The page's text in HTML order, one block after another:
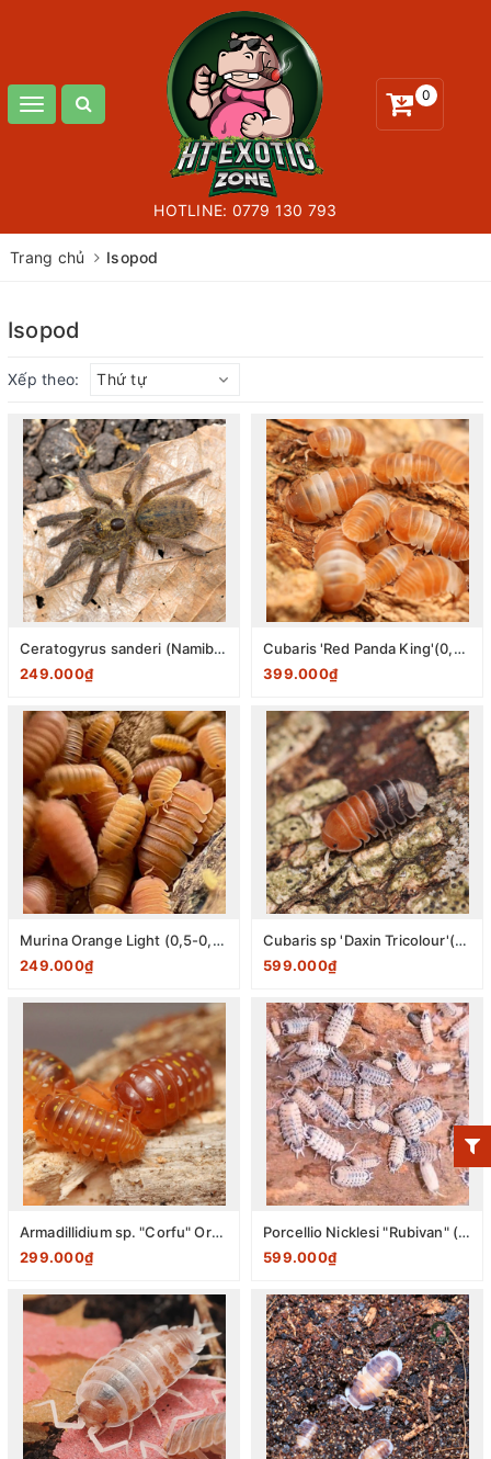
Toggle
0
HOTLINE: 0779 130 793
Trang chủ Isopod
Isopod
Xếp theo: Thứ tự
Ceratogyrus sanderi (Namibian Horned Baboon Tarantula) 1-2cm
249.000₫
Cubaris 'Red Panda King'(0,5-0,8cm) pack 10 con
399.000₫
Murina Orange Light (0,5-0,8cm) pack 10 con
249.000₫
Cubaris sp 'Daxin Tricolour'(0,5-0,8cm) pack 10 con
599.000₫
Armadillidium sp. "Corfu" Orange (0,5-0,8cm) pack 10 con
299.000₫
Porcellio Nicklesi "Rubivan" (0,5-0,8cm) pack 10 con
599.000₫